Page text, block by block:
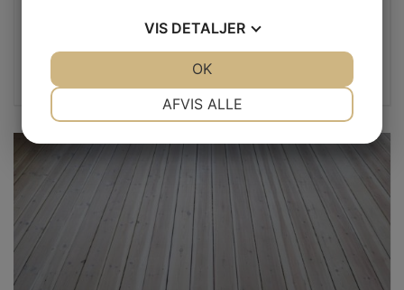
fra 6.300,-
inkl. moms
VIS DETALJER
MARKETING STATISTIK
AFVIS ALLE
OK